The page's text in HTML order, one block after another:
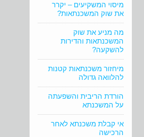
מיסוי המשקיעים – יקרר
את שוק המשכנתאות?
מה מניע את שוק
המשכנתאות והדירות
להשקעה?
מיחזור משכנתאות קטנות
להלוואה גדולה
הורדת הריבית והשפעתה
על המשכנתא
אי קבלת משכנתא לאחר
הרכישה